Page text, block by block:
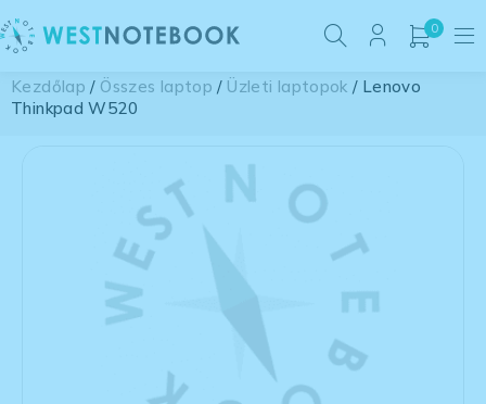
0
Kezdőlap / Összes laptop / Üzleti laptopok / Lenovo
Thinkpad W520